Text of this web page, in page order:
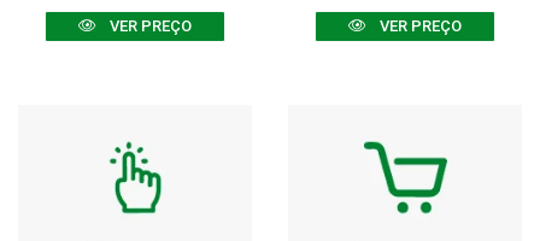
VER PREÇO VER PREÇO